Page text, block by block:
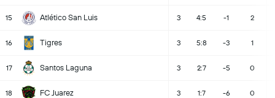
15 Atlético San Luis 3 4:5 -1 2
16 Tigres 3 5:8 -3 1
17 Santos Laguna 3 2:7 -5 0
18 FC Juarez 3 1:7 -6 0